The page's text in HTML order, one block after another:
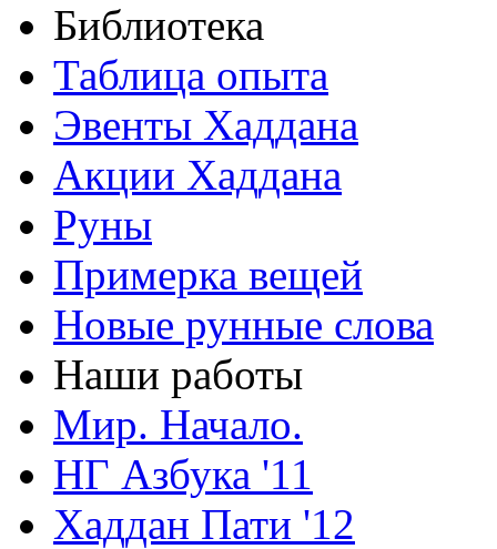
Библиотека
Таблица опыта
Эвенты Хаддана
Акции Хаддана
Руны
Примерка вещей
Новые рунные слова
Наши работы
Мир. Начало.
НГ Азбука '11
Хаддан Пати '12